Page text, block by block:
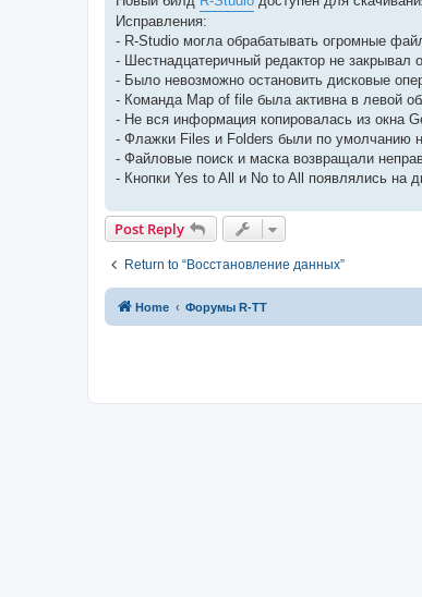
Исправления:
- R-Studio могла обрабатывать огромные
- Шестнадцатеричный редактор не закрывал
- Было невозможно остановить дисковые
- Команда Map of file была активна в левой
- Не вся информация копировалась из окна
- Флажки Files и Folders были по умолчанию
- Файловые поиск и маска возвращали
- Кнопки Yes to All и No to All появлялись на
Post Reply
Return to “Восстановление данных”
Home Форумы R-TT